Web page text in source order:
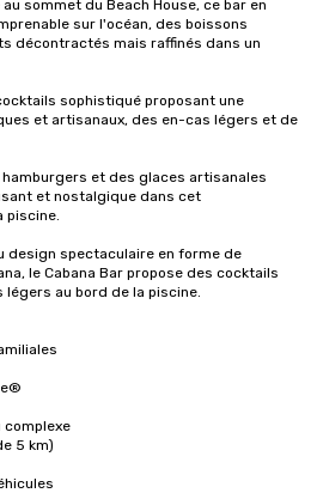
sommet du Beach House, ce bar en
sur l'océan, des boissons
décontractés mais raffinés dans un
sophistiqué proposant une
et artisanaux, des en-cas légers et de
hamburgers et des glaces artisanales
et nostalgique dans cet
piscine.
design spectaculaire en forme de
le Cabana Bar propose des cocktails
au bord de la piscine.
complexe
5 km)